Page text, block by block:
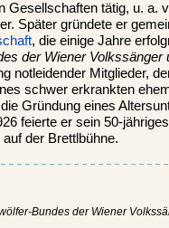
Gesellschaften tätig, u. a.
Später gründete er
, die einige Jahre
der Wiener Volkssänger
notleidender Mitglieder,
schwer erkrankten
Gründung eines
feierte er sein 50-
der Brettlbühne.
Bundes der Wiener